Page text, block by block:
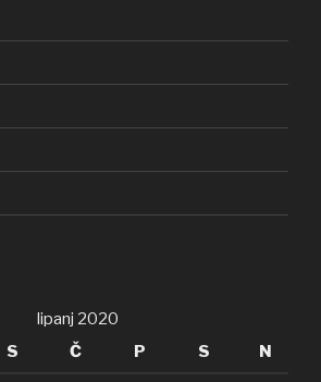
lipanj 2020
S Č P S N